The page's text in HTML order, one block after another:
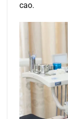
cao.